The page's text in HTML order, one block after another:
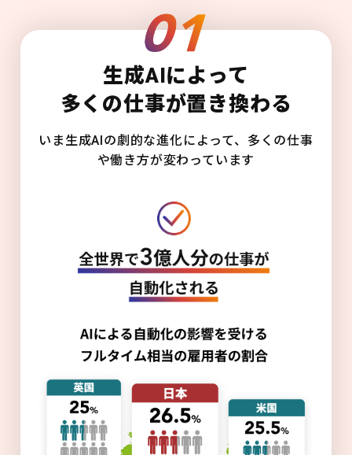
生成AIによって
多くの仕事が置き換わる
いま生成AIの劇的な進化によって、多くの仕事
や働き方が変わっています